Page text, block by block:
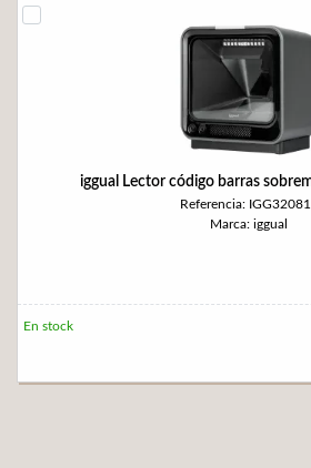
iggual Lector código barras
Referencia:
Marca: iggual
En stock